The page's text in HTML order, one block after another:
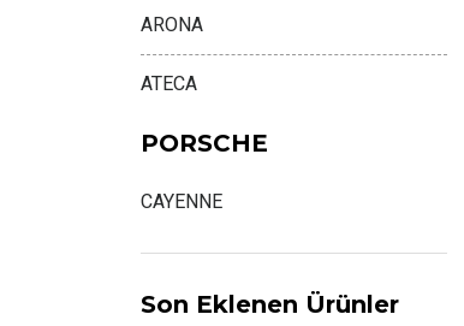
ARONA
ATECA
PORSCHE
CAYENNE
Son Eklenen Ürünler